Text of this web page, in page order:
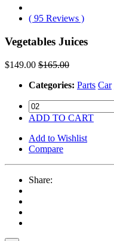
( 95 Reviews )
Vegetables Juices
$149.00 $165.00
Categories: Parts Car
ADD TO CART
Add to Wishlist
Compare
Share: